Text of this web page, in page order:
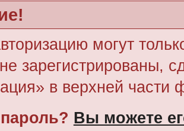
могут
зарегистрированы,
в верхней части
Вы можете